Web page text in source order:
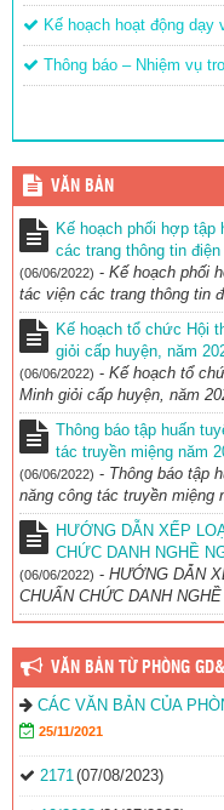
Kế hoạch hoạt động dạy
Thông báo – Nhiệm vụ
VĂN BẢN
Kế hoạch phối hợp tập
các trang thông tin
(06/06/2022) - Kế hoạch phối
tác viện các trang thông tin
Kế hoạch tổ chức Hội
giỏi cấp huyện, năm
(06/06/2022) - Kế hoạch tổ
Minh giỏi cấp huyện, năm
Thông báo tập huấn
tác truyền miệng năm
(06/06/2022) - Thông báo tập
năng công tác truyền miệng
HƯỚNG DẪN XẾP
CHỨC DANH NGHỀ
(06/06/2022) - HƯỚNG DẪN
CHUẨN CHỨC DANH
VĂN BẢN TỪ PHÒNG
CÁC VĂN BẢN CỦA
25/11/2021
2171 (07/08/2023)